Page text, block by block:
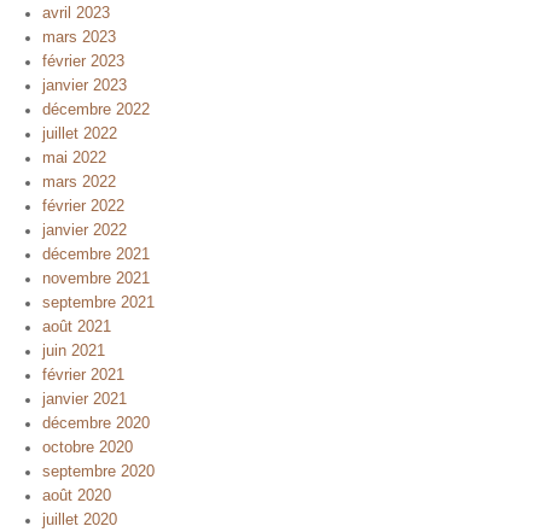
avril 2023
mars 2023
février 2023
janvier 2023
décembre 2022
juillet 2022
mai 2022
mars 2022
février 2022
janvier 2022
décembre 2021
novembre 2021
septembre 2021
août 2021
juin 2021
février 2021
janvier 2021
décembre 2020
octobre 2020
septembre 2020
août 2020
juillet 2020